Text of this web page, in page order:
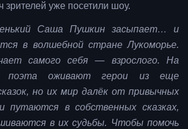
зрителей уже посетили шоу.
Саша Пушкин засыпает… и
в волшебной стране Лукоморье.
самого себя — взрослого. На
поэта оживают герои из еще
но их мир далёк от привычных
путаются в собственных сказках,
в их судьбы. Чтобы помочь